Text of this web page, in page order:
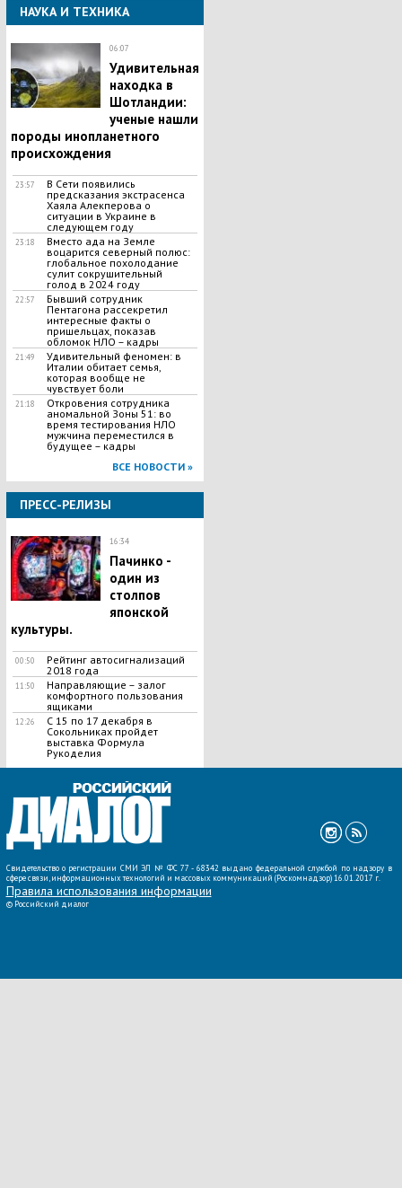
НАУКА И ТЕХНИКА
06:07
Удивительная
находка в
Шотландии:
ученые нашли
породы инопланетного
происхождения
23:57
В Сети появились
предсказания экстрасенса
Хаяла Алекперова о
ситуации в Украине в
следующем году
23:18
Вместо ада на Земле
воцарится северный полюс:
глобальное похолодание
сулит сокрушительный
голод в 2024 году
22:57
Бывший сотрудник
Пентагона рассекретил
интересные факты о
пришельцах, показав
обломок НЛО – кадры
21:49
Удивительный феномен: в
Италии обитает семья,
которая вообще не
чувствует боли
21:18
Откровения сотрудника
аномальной Зоны 51: во
время тестирования НЛО
мужчина переместился в
будущее – кадры
ВСЕ НОВОСТИ »
ПРЕСС-РЕЛИЗЫ
16:34
Пачинко -
один из
столпов
японской
культуры.
00:50
Рейтинг автосигнализаций
2018 года
11:50
Направляющие – залог
комфортного пользования
ящиками
12:26
С 15 по 17 декабря в
Сокольниках пройдет
выставка Формула
Рукоделия
Свидетельство о регистрации СМИ ЭЛ № ФС 77 - 68342 выдано федеральной службой по надзору в
сфере связи, информационных технологий и массовых коммуникаций (Роскомнадзор) 16.01.2017 г.
Правила использования информации
© Российский диалог